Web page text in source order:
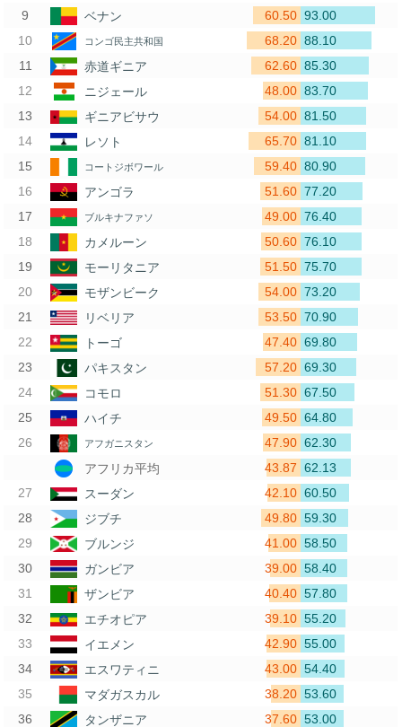
ベナン
60.50 93.00
コンゴ民主共和国 68.20 88.10
赤道ギニア
62.60 85.30
ニジェール
48.00 83.70
ギニアビサウ
54.00 81.50
レソト
65.70 81.10
コートジボワール 59.40 80.90
アンゴラ
51.60 77.20
ブルキナファソ 49.00 76.40
カメルーン
50.60 76.10
モーリタニア
51.50 75.70
モザンビーク
54.00 73.20
リベリア
53.50 70.90
トーゴ
47.40 69.80
パキスタン
57.20 69.30
コモロ
51.30 67.50
ハイチ
49.50 64.80
アフガニスタン 47.90 62.30
アフリカ平均
43.87 62.13
スーダン
42.10 60.50
ジブチ
49.80 59.30
ブルンジ
41.00 58.50
ガンビア
39.00 58.40
ザンビア
40.40 57.80
エチオピア
39.10 55.20
イエメン
42.90 55.00
エスワティニ
43.00 54.40
マダガスカル
38.20 53.60
タンザニア
37.60 53.00